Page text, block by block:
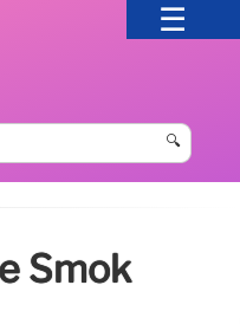
🔍
Smok